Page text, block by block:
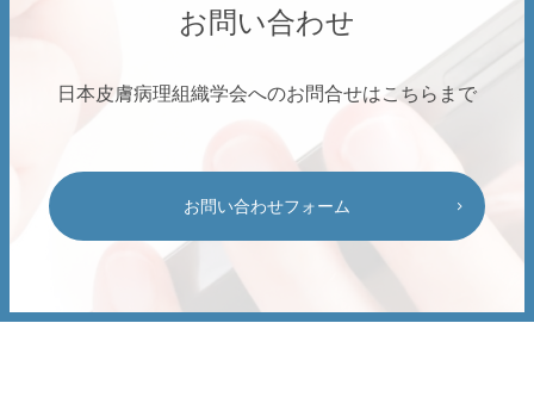
お問い合わせ
日本皮膚病理組織学会へのお問合せはこちらまで
お問い合わせフォーム